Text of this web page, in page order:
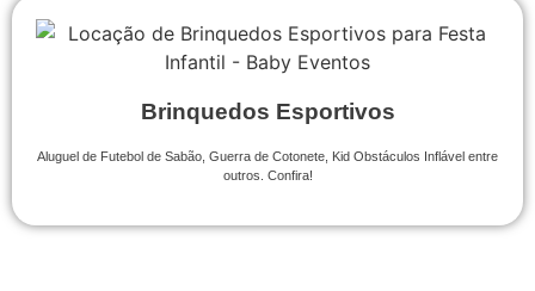
Brinquedos Esportivos
Aluguel de Futebol de Sabão, Guerra de Cotonete, Kid Obstáculos Inflável entre
outros. Confira!